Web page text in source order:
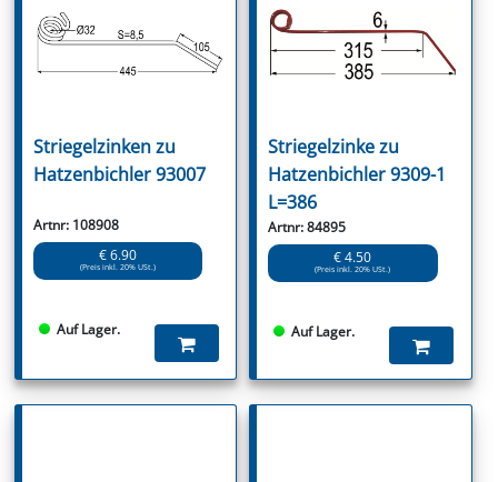
Striegelzinken zu
Hatzenbichler 93007
Artnr: 108908
€ 6.90
(Preis inkl. 20% USt.)
Auf Lager.
Striegelzinke zu
Hatzenbichler 9309-1
L=386
Artnr: 84895
€ 4.50
(Preis inkl. 20% USt.)
Auf Lager.